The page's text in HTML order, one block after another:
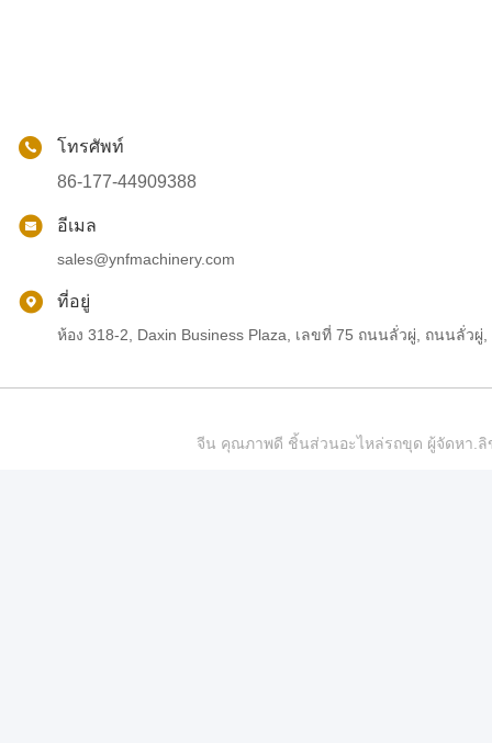
โทรศัพท์
86-177-44909388
อีเมล
sales@ynfmachinery.com
ที่อยู่
ห้อง 318-2, Daxin Business Plaza, เลขที่ 75 ถนนลั่วผู่, ถนนลั่ว
จีน คุณภาพดี ชิ้นส่วนอะไหล่รถขุด ผู้จัดหา.ลิข